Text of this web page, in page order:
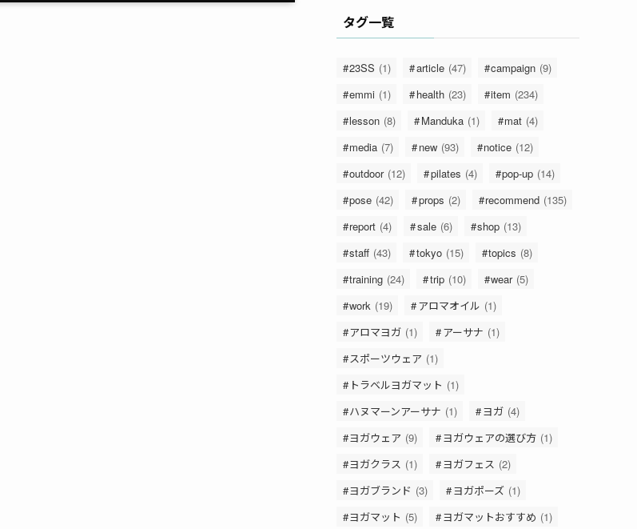
タグ一覧
23SS (1) article (47) campaign (9)
emmi (1) health (23) item (234)
lesson (8) Manduka (1) mat (4)
media (7) new (93) notice (12)
outdoor (12) pilates (4) pop-up (14)
pose (42) props (2) recommend (135)
report (4) sale (6) shop (13)
staff (43) tokyo (15) topics (8)
training (24) trip (10) wear(5)
work (19) アロマオイル (1)
アロマヨガ (1) アーサナ (1)
スポーツウェア (1)
トラベルヨガマット (1)
ハヌマーンアーサナ (1) ヨガ (4)
ヨガウェア (9) ヨガウェアの選び方 (1)
ヨガクラス (1) ヨガフェス (2)
ヨガブランド (3) ヨガポーズ (1)
ヨガマット (5) ヨガマットおすすめ (1)